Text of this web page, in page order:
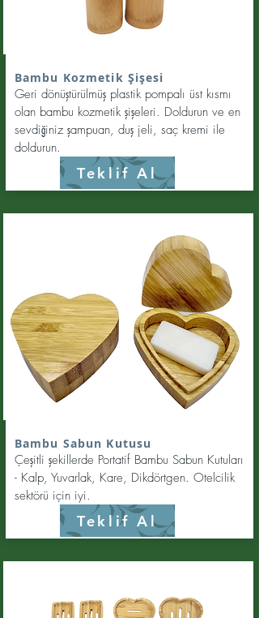
Bambu Kozmetik Şişesi
Geri dönüştürülmüş plastik pompalı üst kısmı
olan bambu kozmetik şişeleri. Doldurun ve en
sevdiğiniz şampuan, duş jeli, saç kremi ile
doldurun.
Teklif Al
Bambu Sabun Kutusu
Çeşitli şekillerde Portatif Bambu Sabun Kutuları
- Kalp, Yuvarlak, Kare, Dikdörtgen. Otelcilik
sektörü için iyi.
Teklif Al